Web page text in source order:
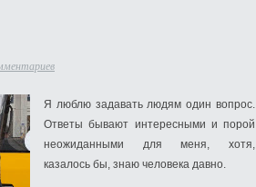
Я люблю задавать людям один вопрос.
Ответы бывают интересными и порой
неожиданными для меня, хотя,
казалось бы, знаю человека давно.